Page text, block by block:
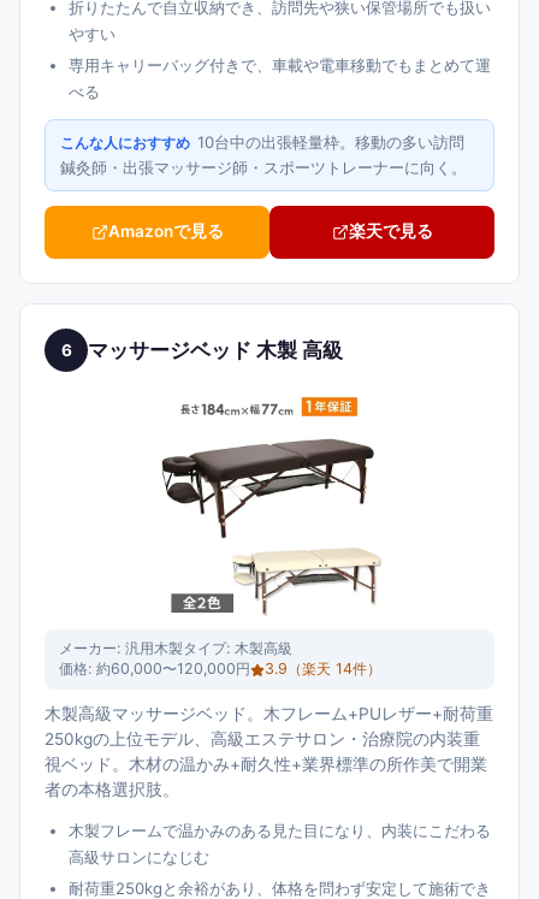
折りたたんで自立収納でき、訪問先や狭い保管場所でも扱い
やすい
専用キャリーバッグ付きで、車載や電車移動でもまとめて運
べる
こんな人におすすめ 10台中の出張軽量枠。移動の多い訪問
鍼灸師・出張マッサージ師・スポーツトレーナーに向く。
Amazonで見る 楽天で見る
6 マッサージベッド 木製 高級
メーカー: 汎用木製タイプ: 木製高級
価格: 約60,000〜120,000円 3.9 （楽天 14件）
木製高級マッサージベッド。木フレーム+PUレザー+耐荷重
250kgの上位モデル、高級エステサロン・治療院の内装重
視ベッド。木材の温かみ+耐久性+業界標準の所作美で開業
者の本格選択肢。
木製フレームで温かみのある見た目になり、内装にこだわる
高級サロンになじむ
耐荷重250kgと余裕があり、体格を問わず安定して施術でき